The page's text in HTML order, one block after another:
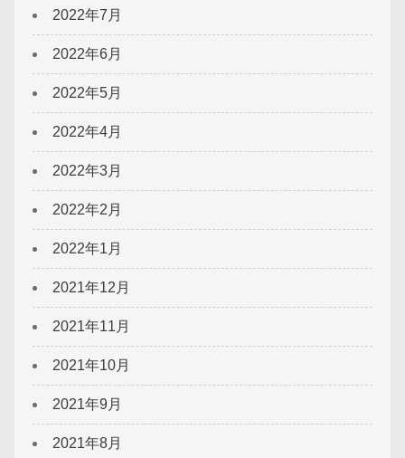
2022年7月
2022年6月
2022年5月
2022年4月
2022年3月
2022年2月
2022年1月
2021年12月
2021年11月
2021年10月
2021年9月
2021年8月